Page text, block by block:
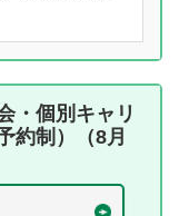
・個別キャリ
約制）（8月